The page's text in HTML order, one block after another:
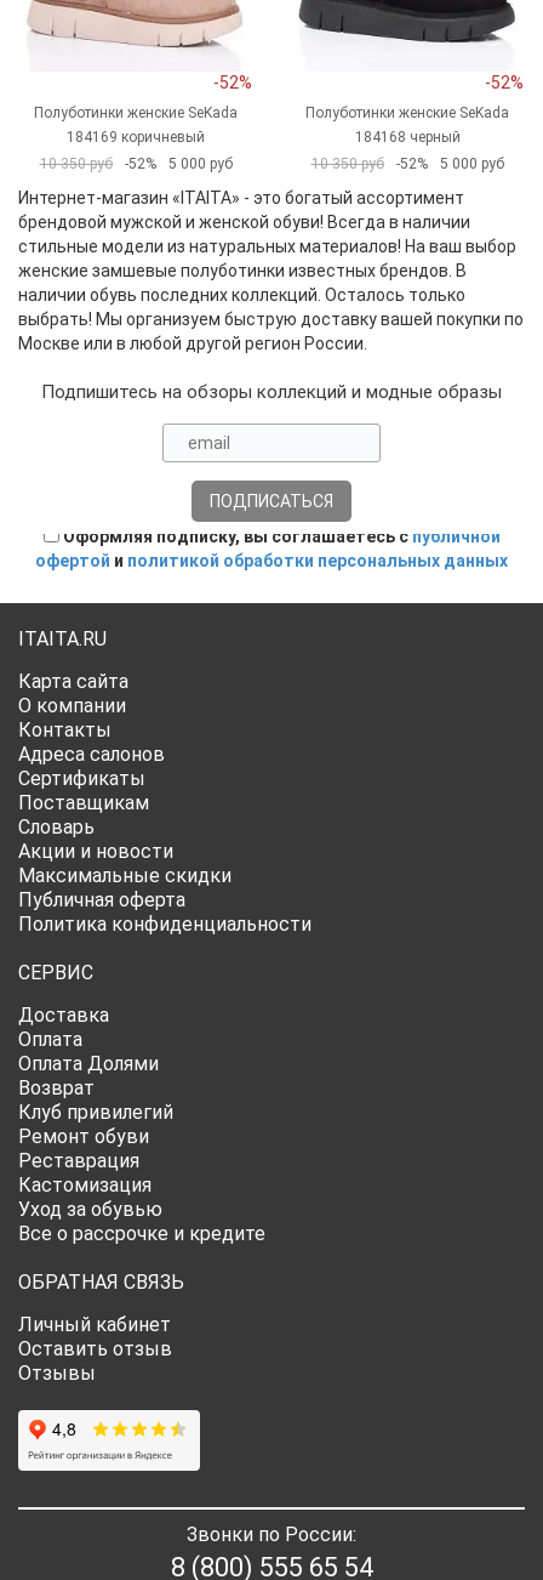
-52%
Полуботинки женские SeKada
184169 коричневый
10 350 руб
-52% 5 000 руб
-52%
Полуботинки женские SeKada
184168 черный
10 350 руб
-52% 5 000 руб
Интернет-магазин «ITAITA» - это богатый ассортимент
брендовой мужской и женской обуви! Всегда в наличии
стильные модели из натуральных материалов! На ваш выбор
женские замшевые полуботинки известных брендов. В
наличии обувь последних коллекций. Осталось только
выбрать! Мы организуем быструю доставку вашей покупки по
Москве или в любой другой регион России.
Подпишитесь на обзоры коллекций и модные образы
Оформляя подписку, вы соглашаетесь с публичной
офертой и политикой обработки персональных данных
ITAITA.RU
Карта сайта
О компании
Контакты
Адреса салонов
Сертификаты
Поставщикам
Словарь
Акции и новости
Максимальные скидки
Публичная оферта
Политика конфиденциальности
СЕРВИС
Доставка
Оплата
Оплата Долями
Возврат
Клуб привилегий
Ремонт обуви
Реставрация
Кастомизация
Уход за обувью
Все о рассрочке и кредите
ОБРАТНАЯ СВЯЗЬ
Личный кабинет
Оставить отзыв
Отзывы
Звонки по России:
8 (800) 555 65 54